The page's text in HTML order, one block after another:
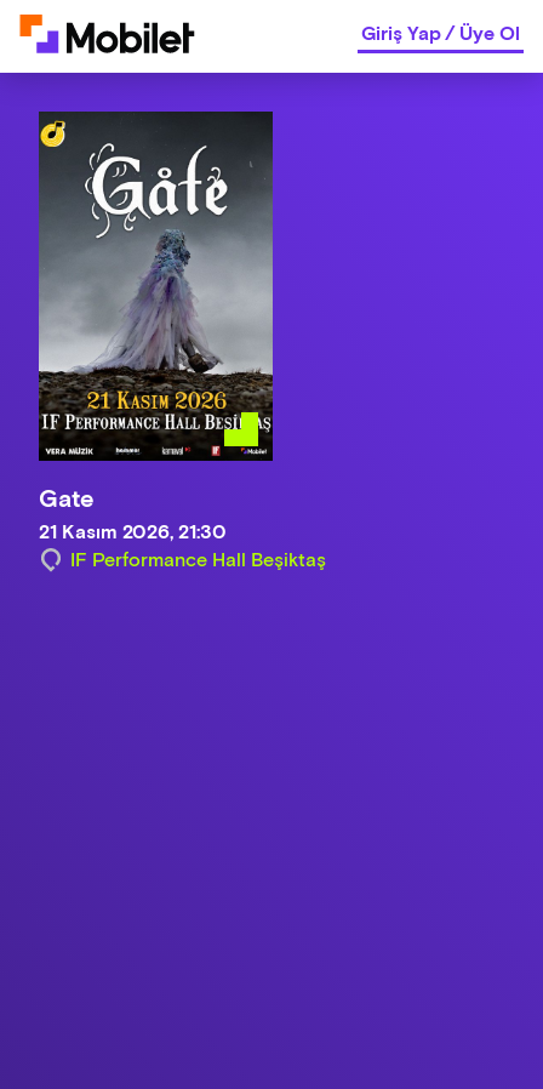
Giriş Yap/Üye Ol
Gate
21 Kasım 2026, 21:30
IF Performance Hall Beşiktaş